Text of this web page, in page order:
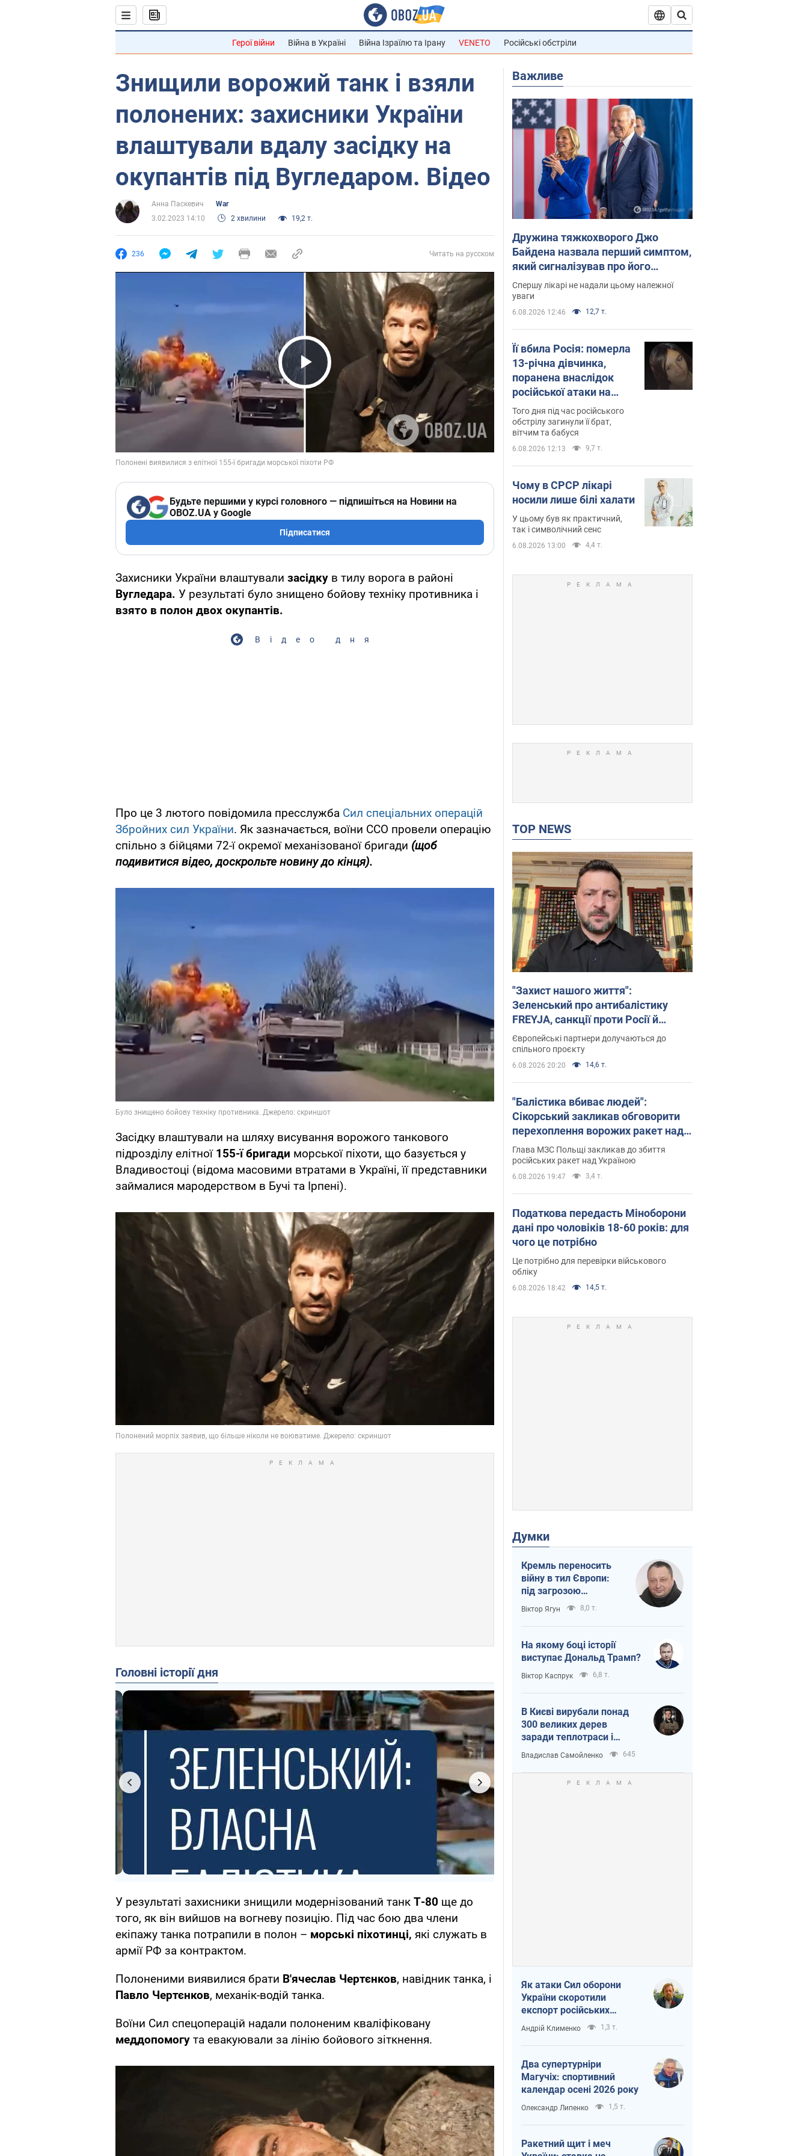
Герої війни Війна в Україні Війна Ізраїлю та Ірану VENETO Російські обстріли
Знищили ворожий танк і взяли
полонених: захисники України
влаштували вдалу засідку на
окупантів під Вугледаром. Відео
Анна Паскевич
War
3.02.2023 14:10
2 хвилини 19,2 т.
236 Читать на русском
Play Video
Будьте першими у курсі головного — підпишіться на Новини на
OBOZ.UA у Google
Підписатися
Захисники України влаштували засідку в тилу ворога в районі
Вугледара. У результаті було знищено бойову техніку противника і
взято в полон двох окупантів.
Відео дня
Про це 3 лютого повідомила пресслужба Сил спеціальних операцій
Збройних сил України. Як зазначається, воїни ССО провели операцію
спільно з бійцями 72-ї окремої механізованої бригади (щоб
подивитися відео, доскрольте новину до кінця).
Засідку влаштували на шляху висування ворожого танкового
підрозділу елітної 155-ї бригади морської піхоти, що базується у
Владивостоці (відома масовими втратами в Україні, її представники
займалися мародерством в Бучі та Ірпені).
Головні історії дня
У результаті захисники знищили модернізований танк Т-80 ще до
того, як він вийшов на вогневу позицію. Під час бою два члени
екіпажу танка потрапили в полон – морські піхотинці, які служать в
армії РФ за контрактом.
Полоненими виявилися брати В'ячеслав Чертєнков, навідник танка, і
Павло Чертєнков, механік-водій танка.
Воїни Сил спецоперацій надали полоненим кваліфіковану
меддопомогу та евакуювали за лінію бойового зіткнення.
Важливе
Дружина тяжкохворого Джо
Байдена назвала перший симптом,
який сигналізував про його
"агресивний" рак
Спершу лікарі не надали цьому належної
уваги
6.08.2026 12:46 12,7 т.
Її вбила Росія: померла
13-річна дівчинка,
поранена внаслідок
російської атаки на
Сумщину. Фото
Того дня під час російського
обстрілу загинули її брат,
вітчим та бабуся
6.08.2026 12:13 9,7 т.
Чому в СРСР лікарі
носили лише білі халати
У цьому був як практичний,
так і символічний сенс
6.08.2026 13:00 4,4 т.
TOP NEWS
"Захист нашого життя":
Зеленський про антибалістику
FREYJA, санкції проти Росії й
підтримку аграріїв. Відео
Європейські партнери долучаються до
спільного проєкту
6.08.2026 20:20 14,6 т.
"Балістика вбиває людей":
Сікорський закликав обговорити
перехоплення ворожих ракет над
Україною
Глава МЗС Польщі закликав до збиття
російських ракет над Україною
6.08.2026 19:47 3,4 т.
Податкова передасть Міноборони
дані про чоловіків 18-60 років: для
чого це потрібно
Це потрібно для перевірки військового
обліку
6.08.2026 18:42 14,5 т.
Думки
Кремль переносить
війну в тил Європи:
під загрозою
критична логістика
Віктор Ягун 8,0 т.
На якому боці історії
виступає Дональд Трамп?
Віктор Каспрук 6,8 т.
В Києві вирубали понад
300 великих дерев
заради теплотраси і
всупереч Генплану
Владислав Самойленко 645
Як атаки Сил оборони
України скоротили
експорт російських
нафтопродуктів
Андрій Клименко 1,3 т.
Два супертурніри
Магучіх: спортивний
календар осені 2026 року
Олександр Липенко 1,5 т.
Ракетний щит і меч